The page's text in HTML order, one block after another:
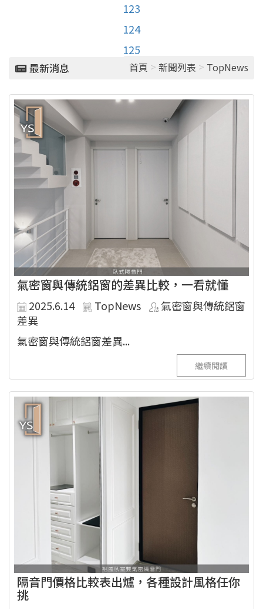
123
124
125
最新消息 首頁 > 新聞列表 > TopNews
氣密窗與傳統鋁窗的差異比較，一看就懂
2025.6.14 TopNews
氣密窗與傳統鋁窗
差異
氣密窗與傳統鋁窗差異...
繼續閱讀
隔音門價格比較表出爐，各種設計風格任你
挑